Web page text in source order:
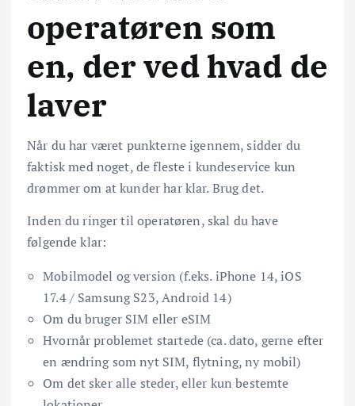
operatøren som
en, der ved hvad de
laver
Når du har været punkterne igennem, sidder du
faktisk med noget, de fleste i kundeservice kun
drømmer om at kunder har klar. Brug det.
Inden du ringer til operatøren, skal du have
følgende klar:
Mobilmodel og version (f.eks. iPhone 14, iOS
17.4 / Samsung S23, Android 14)
Om du bruger SIM eller eSIM
Hvornår problemet startede (ca. dato, gerne efter
en ændring som nyt SIM, flytning, ny mobil)
Om det sker alle steder, eller kun bestemte